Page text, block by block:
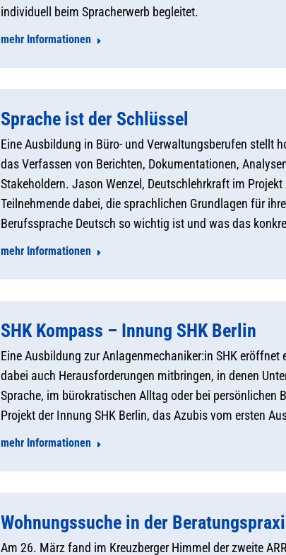
individuell beim Spracherwerb begleitet.
mehr Informationen
Sprache ist der Schlüssel
Eine Ausbildung in Büro- und Verwaltungsberufen stellt
das Verfassen von Berichten, Dokumentationen,
Stakeholdern. Jason Wenzel, Deutschlehrkraft im
Teilnehmende dabei, die sprachlichen Grundlagen für
Berufssprache Deutsch so wichtig ist und was das
mehr Informationen
SHK Kompass – Innung SHK Berlin
Eine Ausbildung zur Anlagenmechaniker:in SHK
dabei auch Herausforderungen mitbringen, in denen
Sprache, im bürokratischen Alltag oder bei persönlichen
Projekt der Innung SHK Berlin, das Azubis vom ersten
mehr Informationen
Wohnungssuche in der
Am 26. März fand im Kreuzberger Himmel der zweite